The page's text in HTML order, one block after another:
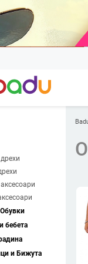
бебета
и Бижута